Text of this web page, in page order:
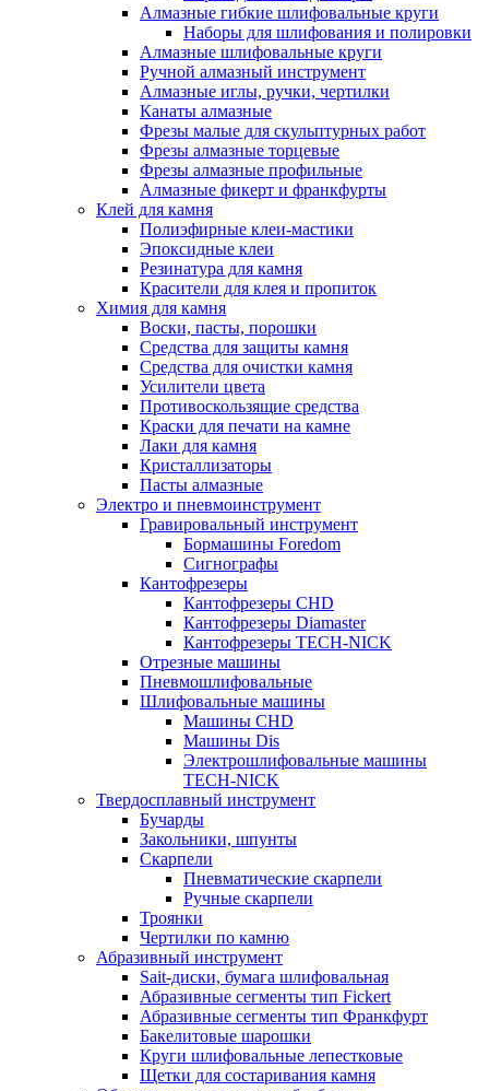
Алмазные гибкие шлифовальные круги
Наборы для шлифования и полировки
Алмазные шлифовальные круги
Ручной алмазный инструмент
Алмазные иглы, ручки, чертилки
Канаты алмазные
Фрезы малые для скульптурных работ
Фрезы алмазные торцевые
Фрезы алмазные профильные
Алмазные фикерт и франкфурты
Клей для камня
Полиэфирные клеи-мастики
Эпоксидные клеи
Резинатура для камня
Красители для клея и пропиток
Химия для камня
Воски, пасты, порошки
Средства для защиты камня
Средства для очистки камня
Усилители цвета
Противоскользящие средства
Краски для печати на камне
Лаки для камня
Кристаллизаторы
Пасты алмазные
Электро и пневмоинструмент
Гравировальный инструмент
Бормашины Foredom
Сигнографы
Кантофрезеры
Кантофрезеры CHD
Кантофрезеры Diamaster
Кантофрезеры TECH-NICK
Отрезные машины
Пневмошлифовальные
Шлифовальные машины
Машины CHD
Машины Dis
Электрошлифовальные машины
TECH-NICK
Твердосплавный инструмент
Бучарды
Закольники, шпунты
Скарпели
Пневматические скарпели
Ручные скарпели
Троянки
Чертилки по камню
Абразивный инструмент
Sait-диски, бумага шлифовальная
Абразивные сегменты тип Fickert
Абразивные сегменты тип Франкфурт
Бакелитовые шарошки
Круги шлифовальные лепестковые
Щетки для состаривания камня